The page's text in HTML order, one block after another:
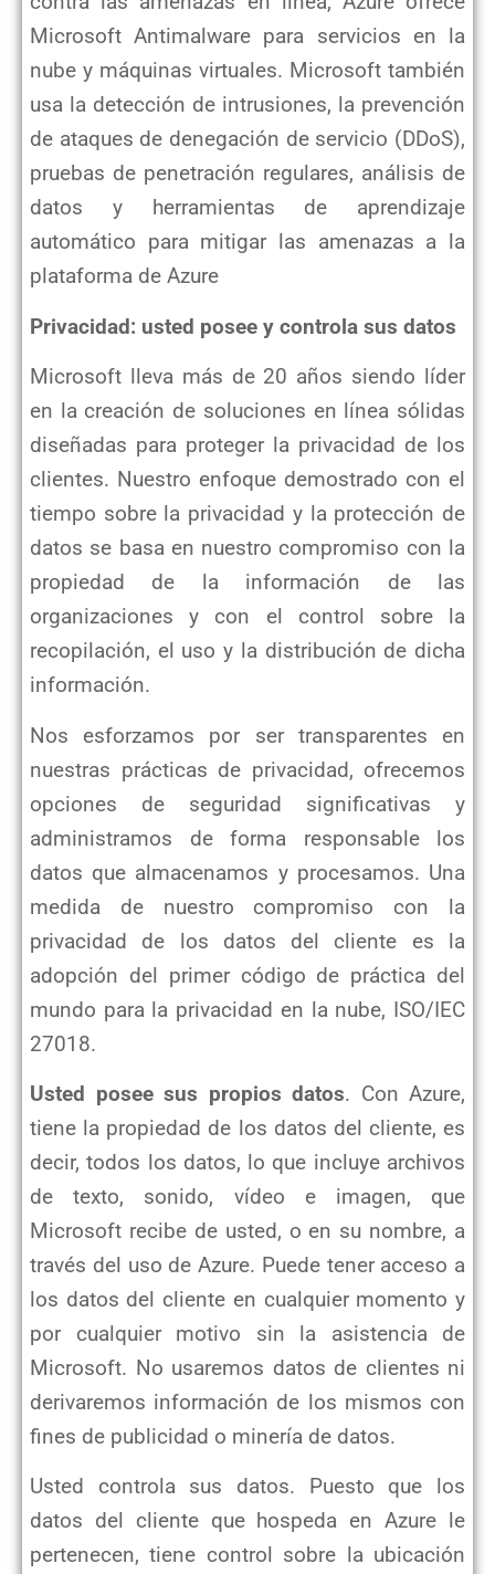
Microsoft Antimalware para servicios en la
nube y máquinas virtuales. Microsoft también
usa la detección de intrusiones, la prevención
de ataques de denegación de servicio (DDoS),
pruebas de penetración regulares, análisis de
datos y herramientas de aprendizaje
automático para mitigar las amenazas a la
plataforma de Azure
Privacidad: usted posee y controla sus datos
Microsoft lleva más de 20 años siendo líder
en la creación de soluciones en línea sólidas
diseñadas para proteger la privacidad de los
clientes. Nuestro enfoque demostrado con el
tiempo sobre la privacidad y la protección de
datos se basa en nuestro compromiso con la
propiedad de la información de las
organizaciones y con el control sobre la
recopilación, el uso y la distribución de dicha
información.
Nos esforzamos por ser transparentes en
nuestras prácticas de privacidad, ofrecemos
opciones de seguridad significativas y
administramos de forma responsable los
datos que almacenamos y procesamos. Una
medida de nuestro compromiso con la
privacidad de los datos del cliente es la
adopción del primer código de práctica del
mundo para la privacidad en la nube, ISO/IEC
27018.
Usted posee sus propios datos. Con Azure,
tiene la propiedad de los datos del cliente, es
decir, todos los datos, lo que incluye archivos
de texto, sonido, vídeo e imagen, que
Microsoft recibe de usted, o en su nombre, a
través del uso de Azure. Puede tener acceso a
los datos del cliente en cualquier momento y
por cualquier motivo sin la asistencia de
Microsoft. No usaremos datos de clientes ni
derivaremos información de los mismos con
fines de publicidad o minería de datos.
Usted controla sus datos. Puesto que los
datos del cliente que hospeda en Azure le
pertenecen, tiene control sobre la ubicación